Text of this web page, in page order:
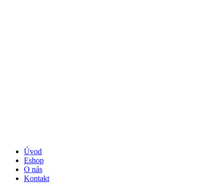
Úvod
Eshop
O nás
Kontakt